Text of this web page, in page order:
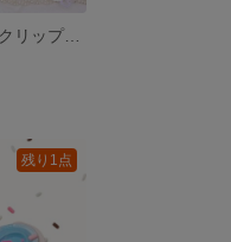
秘密のお茶会リボンクリップ ラベンダー
残り1点